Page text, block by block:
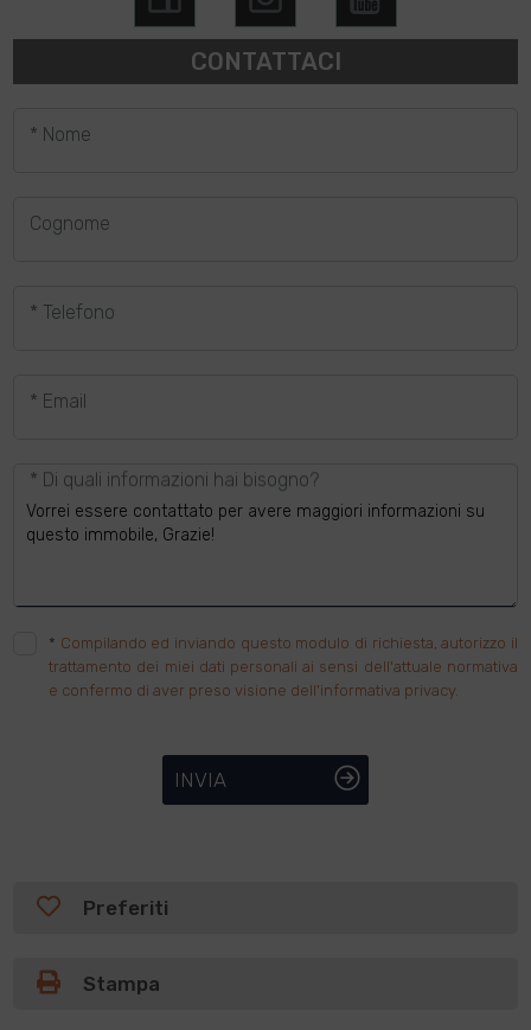
CONTATTACI
* Nome
Cognome
* Telefono
* Email
* Di quali informazioni hai bisogno?
* Compilando ed inviando questo modulo di richiesta, autorizzo il
trattamento dei miei dati personali ai sensi dell'attuale normativa
e confermo di aver preso visione dell'informativa privacy.
INVIA
Preferiti
Stampa